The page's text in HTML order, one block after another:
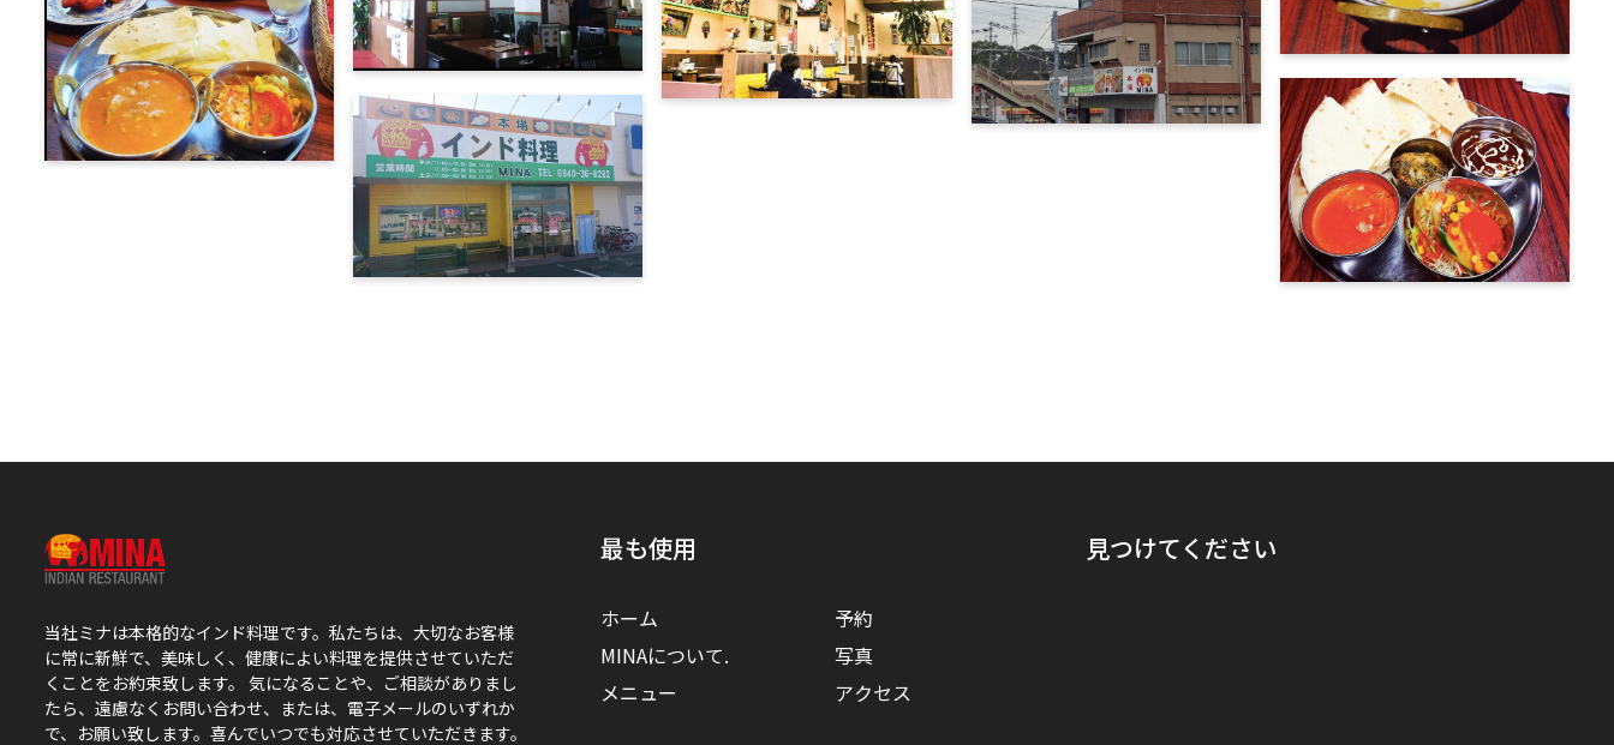
当社ミナは本格的なインド料理です。私たちは、大切なお客様
に常に新鮮で、美味しく、健康によい料理を提供させていただ
くことをお約束致します。 気になることや、ご相談がありまし
たら、遠慮なくお問い合わせ、または、電子メールのいずれか
で、お願い致します。喜んでいつでも対応させていただきます。
最も使用
ホーム
MINAについて.
メニュー
予約
写真
アクセス
見つけてください